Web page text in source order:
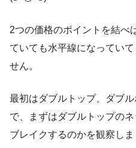
2つの価格のポイントを結べ
ていても水平線になってい
せん。
最初はダブルトップ、ダブ
で、まずはダブルトップの
ブレイクするのかを観察しま